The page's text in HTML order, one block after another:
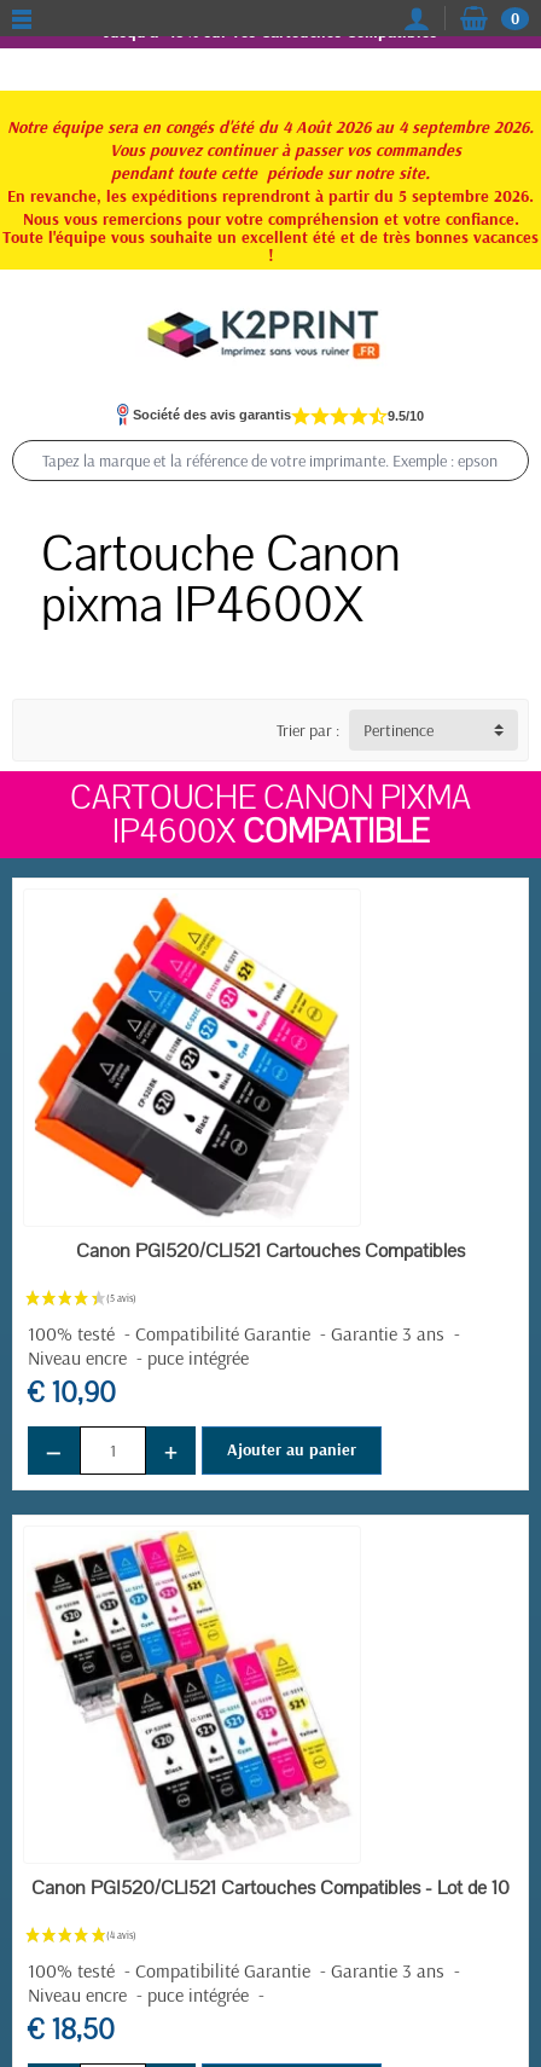
Jusqu'à -15% sur vos Cartouches Compatibles
Notre équipe sera en congés d'été du 4 Août 2026 au 4 septembre 2026.
Vous pouvez continuer à passer vos commandes
pendant toute cette période sur notre site.
En revanche, les expéditions reprendront à partir du 5 septembre 2026.
Nous vous remercions pour votre compréhension et votre confiance.
Toute l'équipe vous souhaite un excellent été et de très bonnes vacances
!
0
Société des avis garantis 9.5/10
Cartouche Canon
pixma IP4600X
Trier par : Pertinence
CARTOUCHE CANON PIXMA
IP4600XCOMPATIBLE
EN STOCK
Canon PGI520/CLI521 Cartouches Compatibles
100% testé - Compatibilité Garantie - Garantie 3 ans -
Niveau encre - puce intégrée
€ 10,90
− + Ajouter au panier
EN STOCK
Canon PGI520/CLI521 Cartouches Compatibles - Lot de 10
100% testé - Compatibilité Garantie - Garantie 3 ans -
Niveau encre - puce intégrée -
€ 18,50